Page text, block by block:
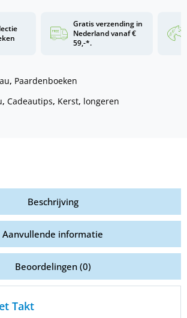
Gratis verzending in
Nederland vanaf €
59,-*.
, Paardenboeken
, Cadeautips, Kerst, longeren
Beschrijving
Aanvullende informatie
Beoordelingen (0)
Takt